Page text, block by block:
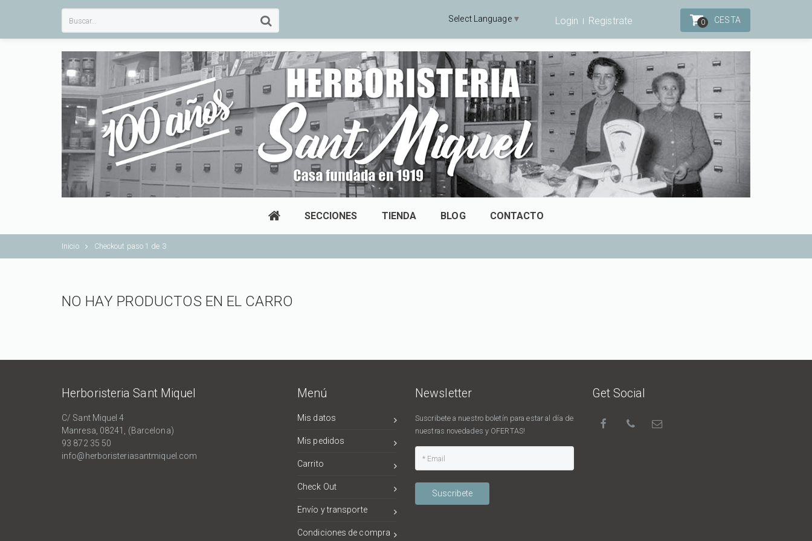
Select Language ▼ Login Registrate 0 CESTA
SECCIONES TIENDA BLOG CONTACTO
Inicio Checkout paso 1 de 3
NO HAY PRODUCTOS EN EL CARRO
Herboristeria Sant Miquel
C/ Sant Miquel 4
Manresa, 08241, (Barcelona)
93 872 35 50
info@herboristeriasantmiquel.com
Menú
Mis datos
Mis pedidos
Carrito
Check Out
Envío y transporte
Condiciones de compra
Newsletter
Suscribete a nuestro boletín para estar al día de
nuestras novedades y OFERTAS!
Suscribete
Get Social